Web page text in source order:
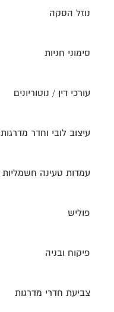
נוזל הסקה
סימוני חניות
עורכי דין / נוטוריונים
עיצוב לובי וחדר מדרגות
עמדות טעינה חשמליות
פוליש
פיקוח ובניה
צביעת חדרי מדרגות